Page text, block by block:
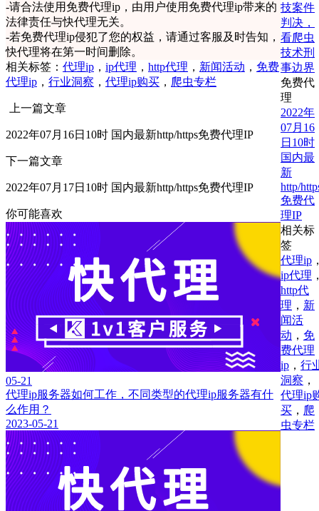
-请合法使用免费代理ip，由用户使用免费代理ip带来的
法律责任与快代理无关。
-若免费代理ip侵犯了您的权益，请通过客服及时告知，
快代理将在第一时间删除。
相关标签： 代理ip ， ip代理 ， http代理 ， 新闻活动 ， 免费
代理ip ， 行业洞察 ， 代理ip购买 ， 爬虫专栏
上一篇文章
2022年07月16日10时 国内最新http/https免费代理IP
下一篇文章
2022年07月17日10时 国内最新http/https免费代理IP
你可能喜欢
05-21
代理ip服务器如何工作，不同类型的代理ip服务器有什
么作用？
2023-05-21
技案件
判决，
看爬虫
技术刑
事边界
免费代
理
2022年
07月16
日10时
国内最
新
http/
免费代
理IP
相关标
签
代理ip
ip代理
http代
理 ， 新
闻活
动 ， 免
费代理
ip ， 行
洞察 ，
代理ip
买 ， 爬
虫专栏